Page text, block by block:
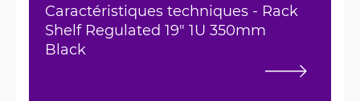
Caractéristiques techniques - Rack
Shelf Regulated 19" 1U 350mm
Black